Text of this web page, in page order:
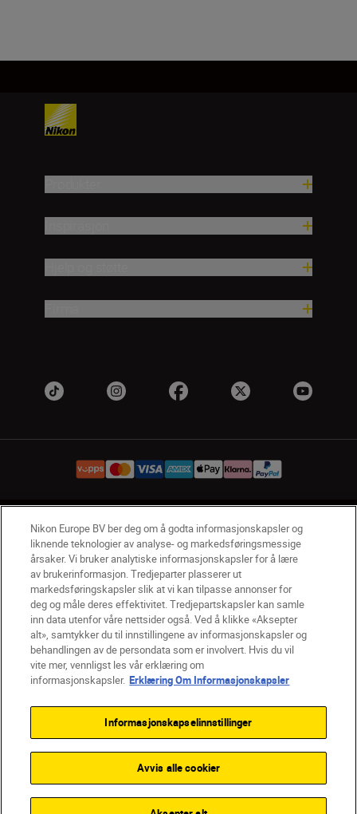
NO Nikon Sites
Kontakt oss Personvernerklæring
Bruksvilkår
Vilkår og betingelser for Nikon Store
Erklæring Om Informasjonskapsler
Tilgjengelighet
Innstillinger for informasjonskapsler
© 2026 Nikon
Back to top
Nikon Europe BV ber deg om å godta informasjonskapsler og
liknende teknologier av analyse- og markedsføringsmessige
årsaker. Vi bruker analytiske informasjonskapsler for å lære
av brukerinformasjon. Tredjeparter plasserer ut
markedsføringskapsler slik at vi kan tilpasse annonser for
deg og måle deres effektivitet. Tredjepartskapsler kan samle
inn data utenfor våre nettsider også. Ved å klikke «Aksepter
alt», samtykker du til innstillingene av informasjonskapsler og
behandlingen av de persondata som er involvert. Hvis du vil
vite mer, vennligst les vår erklæring om
informasjonskapsler. Erklæring Om Informasjonskapsler
Informasjonskapselinnstillinger
Avvis alle cookier